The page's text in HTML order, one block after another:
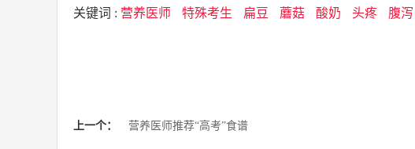
关键词 : 营养医师 特殊考生 扁豆 蘑菇 酸奶 头疼 腹泻
上一个： 营养医师推荐“高考”食谱